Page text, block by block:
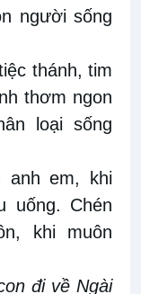
người sống
thánh, tim
thơm ngon
loại sống
anh em, khi
uống. Chén
khi muôn
đi về Ngài